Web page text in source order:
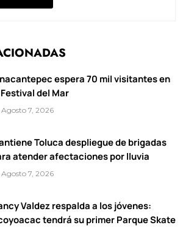
espera 70 mil visitantes en
del Mar
Agosto 7, 2026
Toluca despliegue de brigadas
atender afectaciones por lluvia
Agosto 7, 2026
Valdez respalda a los jóvenes:
tendrá su primer Parque Skate